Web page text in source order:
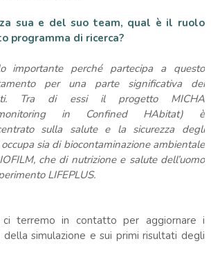
sua e del suo team, qual è il ruolo
programma di ricerca?
importante perché partecipa a questo
per una parte significativa dei
Tra di essi il progetto MICHA
monitoring in Confined HAbitat) è
sulla salute e la sicurezza degli
sia di biocontaminazione ambientale
che di nutrizione e salute dell’uomo
LIFEPLUS.
ci terremo in contatto per aggiornare i
simulazione e sui primi risultati degli